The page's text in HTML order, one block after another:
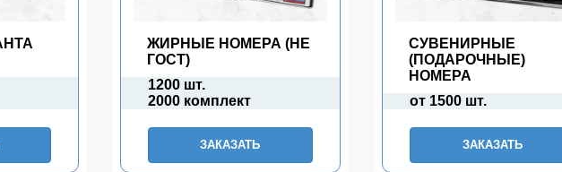
ЖИРНЫЕ НОМЕРА (НЕ
ГОСТ)
1200 шт.
2000 комплект
ЗАКАЗАТЬ
СУВЕНИРНЫЕ
(ПОДАРОЧНЫЕ)
НОМЕРА
от 1500 шт.
ЗАКАЗАТЬ